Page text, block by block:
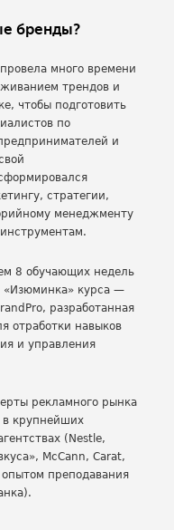
бренды?
провела много времени
трендов и
чтобы подготовить
по
и
стратегии,
менеджменту
8 обучающих недель
«Изюминка» курса —
разработанная
отработки навыков
и управления
рекламного рынка
в крупнейших
(Nestle,
McCann, Carat,
преподавания